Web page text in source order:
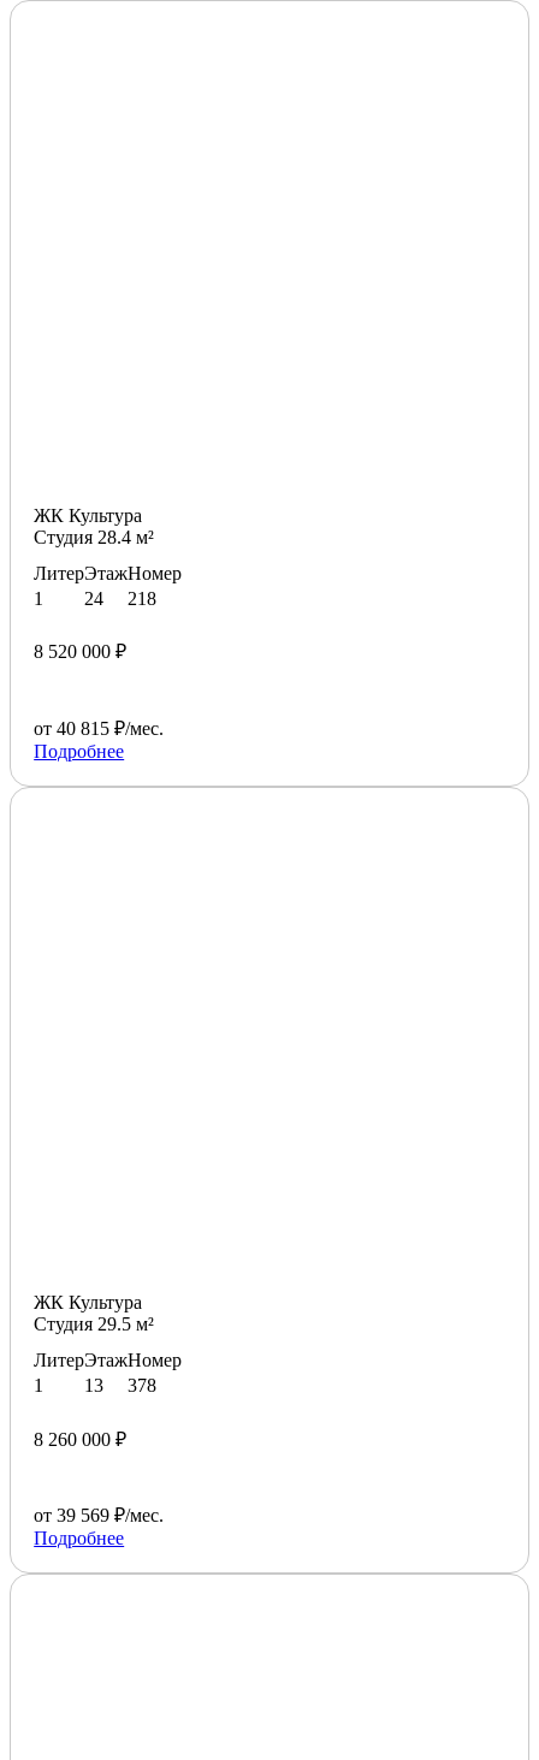
ЖК Культура
Студия 28.4 м²
Литер
1
Этаж
24
Номер
218
8 520 000 ₽
от 40 815 ₽/мес.
Подробнее
ЖК Культура
Студия 29.5 м²
Литер
1
Этаж
13
Номер
378
8 260 000 ₽
от 39 569 ₽/мес.
Подробнее